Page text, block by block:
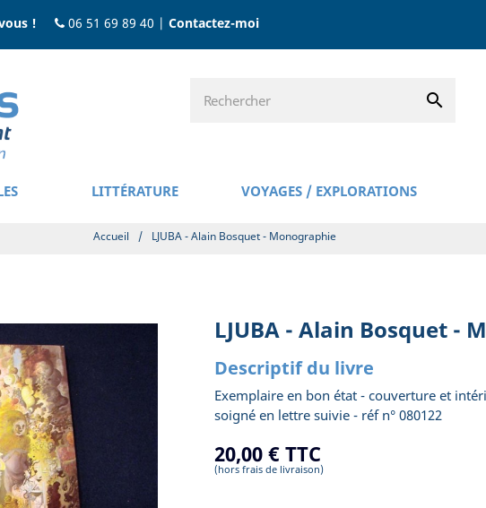
! 06 51 69 89 40 | Contactez-moi

LITTÉRATURE VOYAGES / EXPLORATIONS
Accueil / LJUBA - Alain Bosquet - Monographie
LJUBA - Alain Bosquet -
Descriptif du livre
Exemplaire en bon état - couverture et
soigné en lettre suivie - réf n° 080122
20,00 € TTC
(hors frais de livraison)